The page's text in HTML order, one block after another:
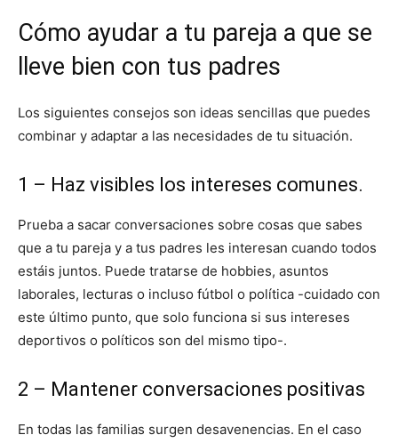
Cómo ayudar a tu pareja a que se
lleve bien con tus padres
Los siguientes consejos son ideas sencillas que puedes
combinar y adaptar a las necesidades de tu situación.
1 – Haz visibles los intereses comunes.
Prueba a sacar conversaciones sobre cosas que sabes
que a tu pareja y a tus padres les interesan cuando todos
estáis juntos. Puede tratarse de hobbies, asuntos
laborales, lecturas o incluso fútbol o política -cuidado con
este último punto, que solo funciona si sus intereses
deportivos o políticos son del mismo tipo-.
2 – Mantener conversaciones positivas
En todas las familias surgen desavenencias. En el caso